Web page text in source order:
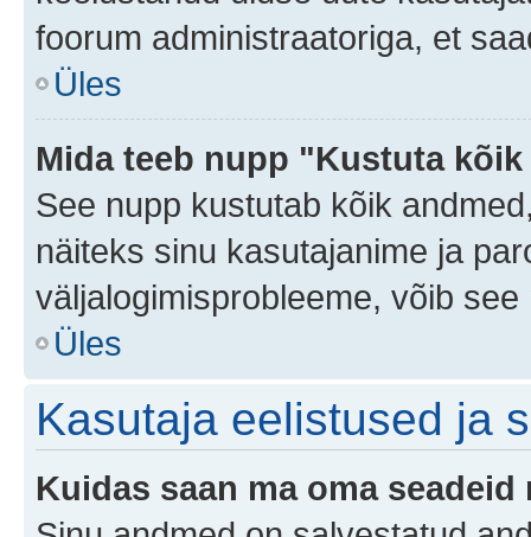
foorum administraatoriga, et
Üles
Mida teeb nupp "Kustuta
See nupp kustutab kõik
näiteks sinu kasutajanime ja
väljalogimisprobleeme, võib see
Üles
Kasutaja eelistused ja
Kuidas saan ma oma seadeid